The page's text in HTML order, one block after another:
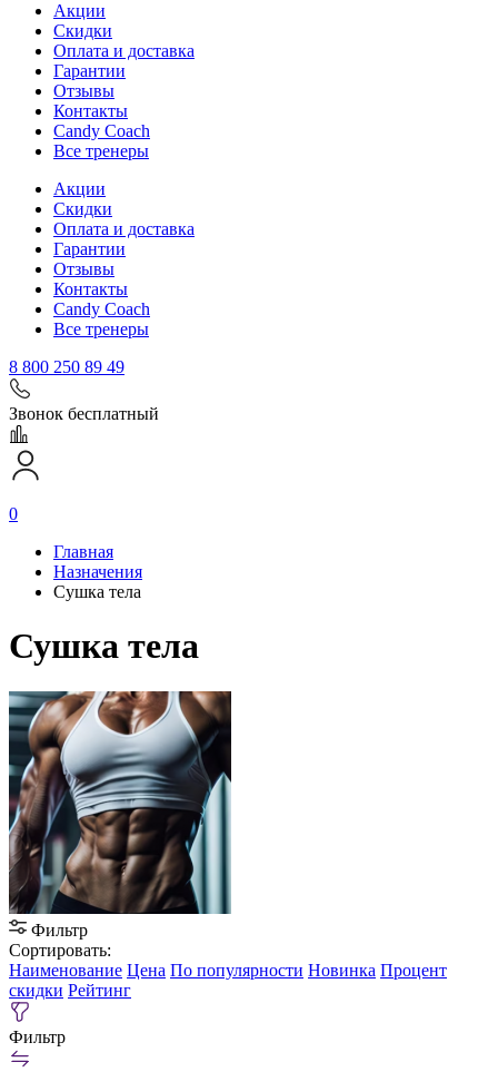
Акции
Скидки
Оплата и доставка
Гарантии
Отзывы
Контакты
Candy Coach
Все тренеры
Акции
Скидки
Оплата и доставка
Гарантии
Отзывы
Контакты
Candy Coach
Все тренеры
8 800 250 89 49
Звонок бесплатный
0
Главная
Назначения
Сушка тела
Сушка тела
Фильтр
Сортировать:
Наименование Цена По популярности Новинка Процент
скидки Рейтинг
Фильтр